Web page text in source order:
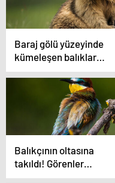
Baraj gölü yüzeyinde
kümeleşen balıklar
şaşırttı
Balıkçının oltasına
takıldı! Görenler
gözlerine inanamadı…